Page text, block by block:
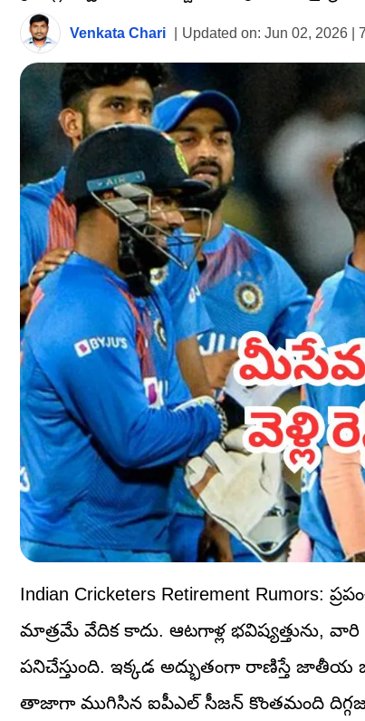
Venkata Chari Updated on: Jun 02, 2026 |
Indian Cricketers Retirement Rumors:
మాత్రమే వేదిక కాదు. ఆటగాళ్ల భవిష్యత్తును,
పనిచేస్తుంది. ఇక్కడ అద్భుతంగా రాణిస్తే జాతీయ
తాజాగా ముగిసిన ఐపీఎల్ సీజన్ కొంతమంది